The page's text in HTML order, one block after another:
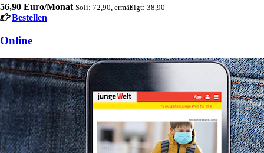
56,90 Euro/Monat Soli: 72,90, ermäßigt: 38,90
Bestellen
Online